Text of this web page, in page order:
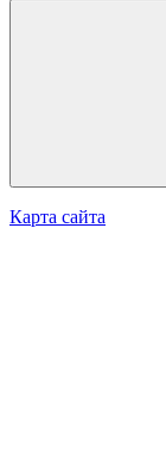
Карта сайта